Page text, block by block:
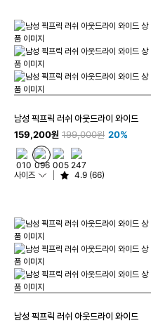
남성 픽프릭 러쉬 아웃드라이 와이드
159,200원 199,000원 20%
사이즈 4.9 (66)
남성 픽프릭 러쉬 아웃드라이 와이드